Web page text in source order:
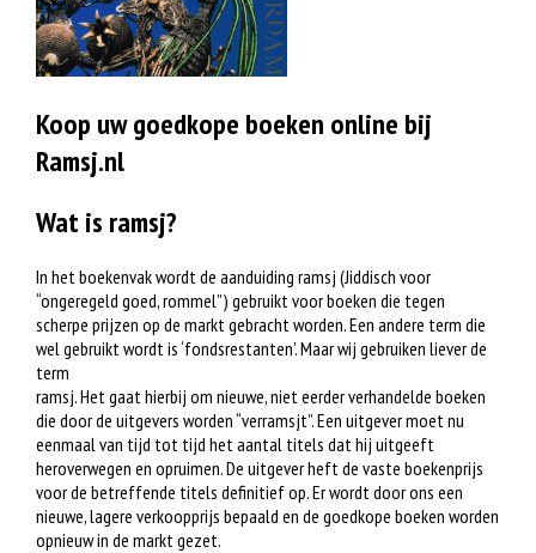
Koop uw goedkope boeken online bij
Ramsj.nl
Wat is ramsj?
In het boekenvak wordt de aanduiding ramsj (Jiddisch voor
“ongeregeld goed, rommel”) gebruikt voor boeken die tegen
scherpe prijzen op de markt gebracht worden. Een andere term die
wel gebruikt wordt is ‘fondsrestanten’. Maar wij gebruiken liever de
term
ramsj. Het gaat hierbij om nieuwe, niet eerder verhandelde boeken
die door de uitgevers worden “verramsjt”. Een uitgever moet nu
eenmaal van tijd tot tijd het aantal titels dat hij uitgeeft
heroverwegen en opruimen. De uitgever heft de vaste boekenprijs
voor de betreffende titels definitief op. Er wordt door ons een
nieuwe, lagere verkoopprijs bepaald en de goedkope boeken worden
opnieuw in de markt gezet.